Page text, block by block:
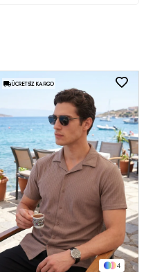
4
ÜCRETSIZ KARGO